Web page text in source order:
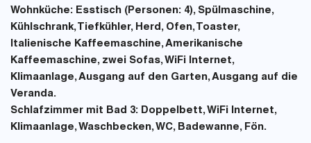
Wohnküche: Esstisch (Personen: 4), Spülmaschine,
Kühlschrank, Tiefkühler, Herd, Ofen, Toaster,
Italienische Kaffeemaschine, Amerikanische
Kaffeemaschine, zwei Sofas, WiFi Internet,
Klimaanlage, Ausgang auf den Garten, Ausgang auf die
Veranda.
Schlafzimmer mit Bad 3: Doppelbett, WiFi Internet,
Klimaanlage, Waschbecken, WC, Badewanne, Fön.